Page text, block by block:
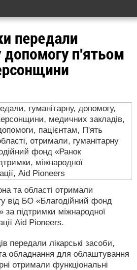
передали
допомогу п'ятьом
та області отримали
від БО «Благодійний фонд
за підтримки міжнародної
Aid Pioneers.
передали лікарські засоби,
обладнання для облаштування
отримали функціональні